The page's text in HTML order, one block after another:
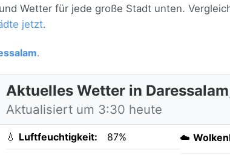
Wetter für jede große Stadt unten.
jetzt.
.
Aktuelles Wetter in
Aktualisiert um 3:30 heute
💧 Luftfeuchtigkeit: 87% ☁️